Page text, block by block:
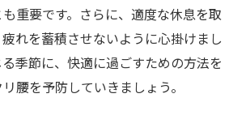
重要です。さらに、適度な休息を取
れを蓄積させないように心掛けまし
季節に、快適に過ごすための方法を
腰を予防していきましょう。